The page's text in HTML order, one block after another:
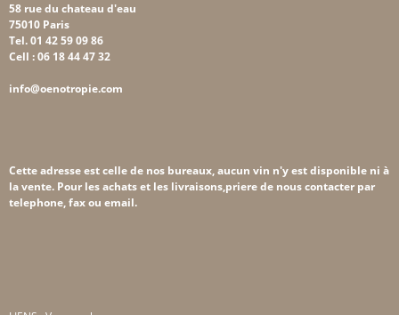
58 rue du chateau d'eau
75010 Paris
Tel. 01 42 59 09 86
Cell : 06 18 44 47 32
info@oenotropie.com
Cette adresse est celle de nos bureaux, aucun vin n'y est disponible ni à
la vente. Pour les achats et les livraisons,priere de nous contacter par
telephone, fax ou email.